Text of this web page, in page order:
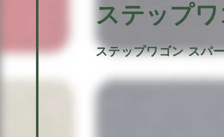
ステップ
ステップワゴン スパ